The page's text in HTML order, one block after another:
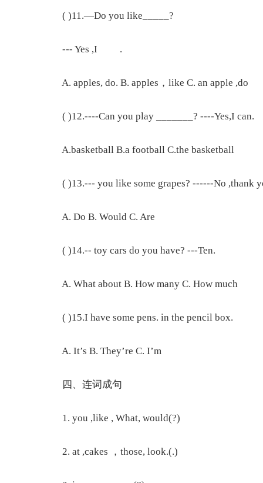
( )11.—Do you like_____?
--- Yes ,I .
A. apples, do. B. apples，like C. an apple ,do
( )12.----Can you play _______? ----Yes,I can.
A.basketball B.a football C.the basketball
( )13.--- you like some grapes? ------No ,thank
A. Do B. Would C. Are
( )14.-- toy cars do you have? ---Ten.
A. What about B. How many C. How much
( )15.I have some pens. in the pencil box.
A. It’s B. They’re C. I’m
四、连词成句
1. you ,like , What, would(?)
2. at ,cakes ，those, look.(.)